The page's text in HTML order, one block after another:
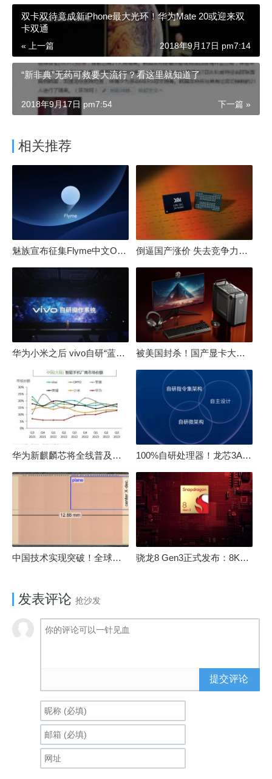
双卡双待竟成新iPhone最大光环！华为Mate 20或迎来双
卡双通
« 上一篇 2018年9月17日 pm7:14
“新非典”无药可救要大流行？看这里就知道了
下一篇 »
2018年9月17日 pm7:54
相关推荐
魅族宣布征集Flyme中文OS名：要像鸿蒙、澎湃一样响亮 倒逼国产涨价 失去竞争力！三星要减产50%：SSD必须涨价
华为小米之后 vivo自研“蓝河”操作系统重磅发布 被美国封杀！国产显卡大厂：中国GPU不存在至暗时刻
华为新麒麟芯将全线普及！高中低端全面采用 改写竞争格局 100%自研处理器！龙芯3A6000评测：与10代酷睿互有胜负
中国技术实现突破！全球最先进的3D NAND存储芯片被发现 骁龙8 Gen3正式发布：8K240手游成真！AI性能飙升98％
发表评论 抢沙发
提交评论